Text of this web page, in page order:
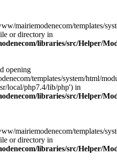
mairiemodenecom/templates/
or directory in
libraries/src/Helper/
opening
templates/system/html/
local/php7.4/lib/php') in
libraries/src/Helper/
mairiemodenecom/templates/
or directory in
libraries/src/Helper/